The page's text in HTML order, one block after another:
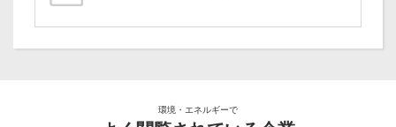
環境・エネルギーで